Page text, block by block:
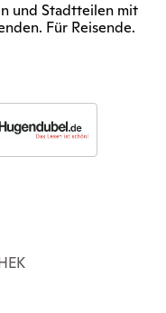
und Stadtteilen mit
Für Reisende.